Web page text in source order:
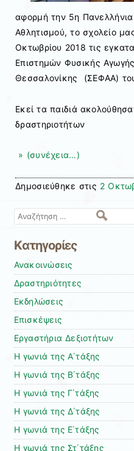
αφορμή την 5η
Αθλητισμού, το σχολείο
Οκτωβρίου 2018 τις
Επιστημών Φυσικής
Θεσσαλονίκης (ΣΕΦΑΑ)
Εκεί τα παιδιά
δραστηριοτήτων
» (συνέχεια…)
Δημοσιεύθηκε στις 2
Αναζήτηση
Kατηγορίες
Ανακοινώσεις
Δραστηριότητες
Εκδηλώσεις
Επισκέψεις
Εργαστήρια Δεξιοτήτων
Η γωνιά της Α΄τάξης
Η γωνιά της Β΄τάξης
Η γωνιά της Γ΄τάξης
Η γωνιά της Δ΄τάξης
Η γωνιά της Ε΄τάξης
Η γωνιά της Στ΄τάξης